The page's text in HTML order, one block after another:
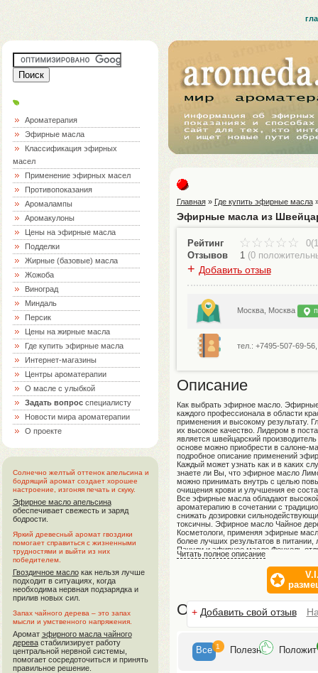
Ароматерапия
Эфирные масла
Классификация эфирных
масел
Применение эфирных масел
Противопоказания
Аромалампы
Аромакулоны
Цены на эфирные масла
Подделки
Жирные (базовые) масла
Жожоба
Виноград
Миндаль
Персик
Цены на жирные масла
Где купить эфирные масла
Интернет-магазины
Центры ароматерапии
О масле с улыбкой
Задать вопросспециалисту
Новости мира ароматерапии
О проекте
Солнечно желтый оттенок апельсина и
бодрящий аромат создает хорошее
настроение, изгоняя печать и скуку.
Эфирное масло апельсина
обеспечивает свежесть и заряд
бодрости.
Яркий древесный аромат гвоздики
помогает справиться с жизненными
трудностями и выйти из них
победителем.
Гвоздичное маслокак нельзя лучше
подходит в ситуациях, когда
необходима нервная подзарядка и
прилив новых сил.
Запах чайного дерева – это запах
мысли и умственного напряжения.
Аромат эфирного масла чайного
деревастабилизирует работу
центральной нервной системы,
помогает сосредоточиться и принять
правильное решение.
Главная» Где купить эфирные масла
Эфирные масла из
Рейтинг
Отзывов
1 (0
+ Добавить отзыв
Москва, Москва
тел.: +7495-507-69-
Описание
Как выбрать эфирное масло.
каждого профессионала в области
применения и высокому результату.
их высокое качество. Лидером в
является швейцарский
основе можно приобрести в салоне-
подробное описание применений
Каждый может узнать как и в каких
знаете ли Вы, что эфирное масло
можно принимать внутрь с целью
очищения крови и улучшения ее
Все эфирные масла обладают
ароматерапию в сочетании с
снижать дозировки
токсичны. Эфирное масло Чайное
Косметологи, применяя эфирные
более лучших результатов в
Пачули и эфирное масло Фенхель
лифтинга.
Ароматерапия способна хорошо
На сайте damadam.ru Вы найдете
эфирные масла для местного
консервантов, потому что эфирные
полезных свойств в том же креме.
Милые Дамы, приобщайтесь к
Будьте молоды и красивы!
Читать полное описание
Отзывы
+ Добавить свой отзыв
Все 1 Полезн Положит